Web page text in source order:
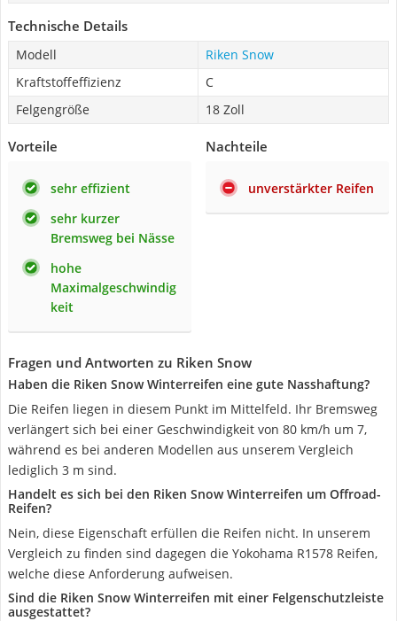
Technische Details
Modell
Riken Snow
Kraftstoffeffizienz
C
Felgengröße
18 Zoll
Vorteile
sehr effizient
sehr kurzer
Bremsweg bei Nässe
hohe
Maximalgeschwindig
keit
Nachteile
unverstärkter Reifen
Fragen und Antworten zu Riken Snow
Haben die Riken Snow Winterreifen eine gute Nasshaftung?
Die Reifen liegen in diesem Punkt im Mittelfeld. Ihr Bremsweg
verlängert sich bei einer Geschwindigkeit von 80 km/h um 7,
während es bei anderen Modellen aus unserem Vergleich
lediglich 3 m sind.
Handelt es sich bei den Riken Snow Winterreifen um Offroad-
Reifen?
Nein, diese Eigenschaft erfüllen die Reifen nicht. In unserem
Vergleich zu finden sind dagegen die Yokohama R1578 Reifen,
welche diese Anforderung aufweisen.
Sind die Riken Snow Winterreifen mit einer Felgenschutzleiste
ausgestattet?